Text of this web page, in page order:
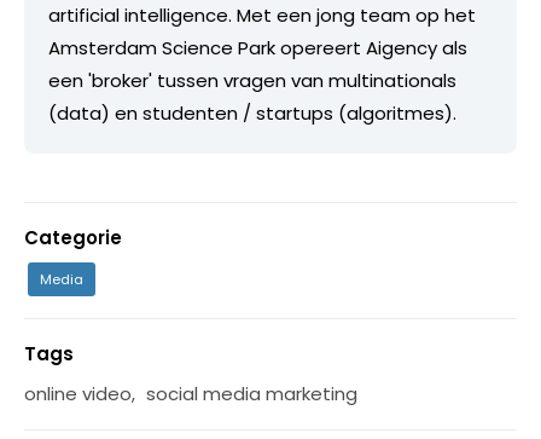
artificial intelligence. Met een jong team op het
Amsterdam Science Park opereert Aigency als
een 'broker' tussen vragen van multinationals
(data) en studenten / startups (algoritmes).
Categorie
Media
Tags
online video, social media marketing